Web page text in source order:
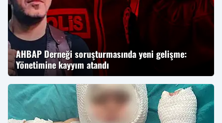
AHBAP Derneği soruşturmasında yeni gelişme:
Yönetimine kayyım atandı